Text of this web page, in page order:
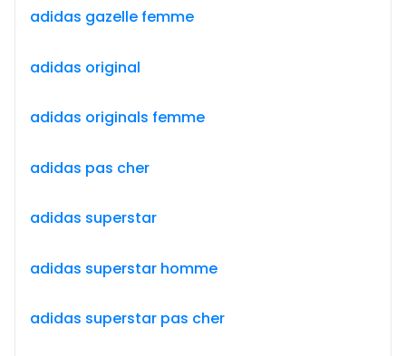
adidas gazelle femme
adidas original
adidas originals femme
adidas pas cher
adidas superstar
adidas superstar homme
adidas superstar pas cher